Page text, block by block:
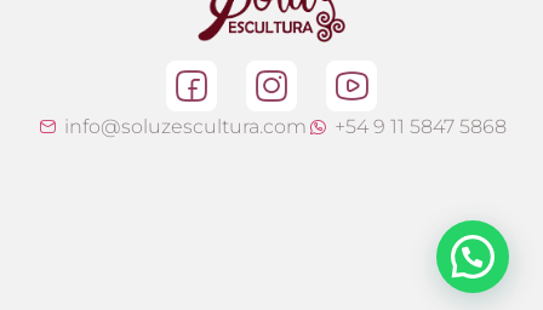
info@soluzescultura.com +54 9 11 5847 5868